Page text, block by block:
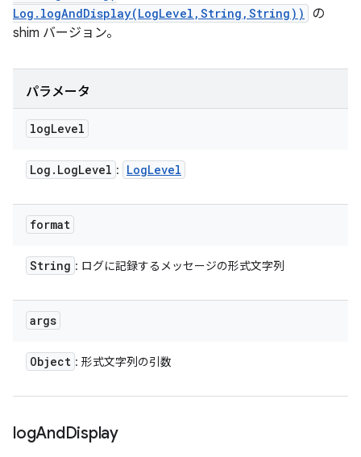
Log.logAndDisplay(LogLevel,String,String))
の
shim バージョン。
パラメータ
logLevel
Log . LogLevel : LogLevel
format
String : ログに記録するメッセージの形式文字列
args
Object : 形式文字列の引数
logAndDisplay